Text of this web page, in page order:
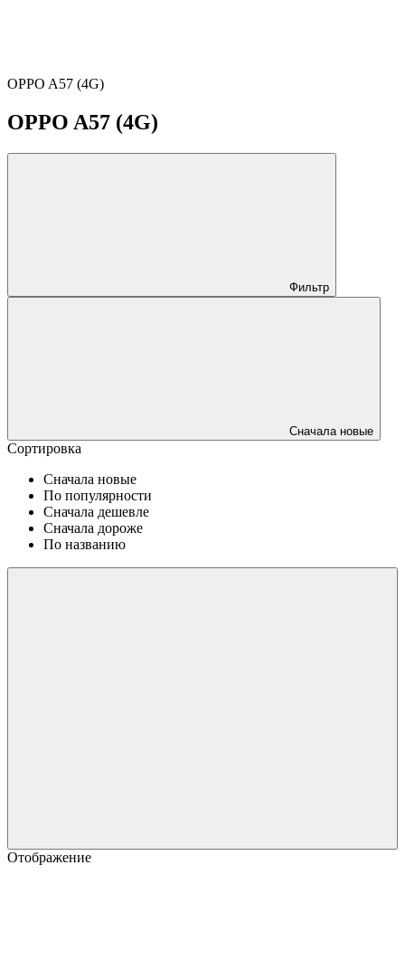
OPPO A57 (4G)
OPPO A57 (4G)
Фильтр
Сначала новые
Сортировка
Сначала новые
По популярности
Сначала дешевле
Сначала дороже
По названию
Отображение